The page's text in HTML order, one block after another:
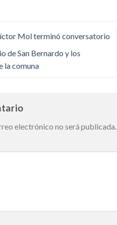
Mol terminó conversatorio
de San Bernardo y los
la comuna
electrónico no será publicada.